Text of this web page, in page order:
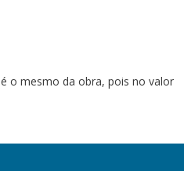
o mesmo da obra, pois no valor